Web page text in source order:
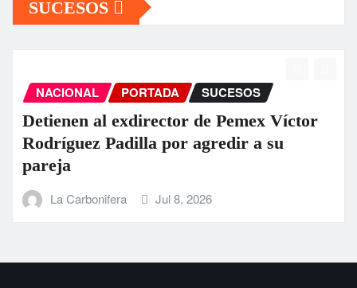
SUCESOS
NACIONAL PORTADA SUCESOS
Detienen al exdirector de Pemex Víctor
Rodríguez Padilla por agredir a su
pareja
La Carbonifera Jul 8, 2026